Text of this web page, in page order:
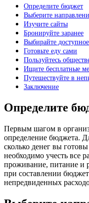
Определите бюджет
Выберите
Изучите сайты
Бронируйте заранее
Выбирайте
Готовьте еду сами
Пользуйтесь
Ищите бесплатные
Путешествуйте в
Заключение
Определите
Первым шагом в
определение бюджета.
сколько денег вы
необходимо учесть все
проживание, питание и
при составлении
непредвиденных